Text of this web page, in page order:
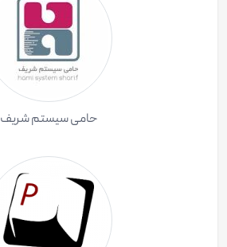
حامی سیستم شریف